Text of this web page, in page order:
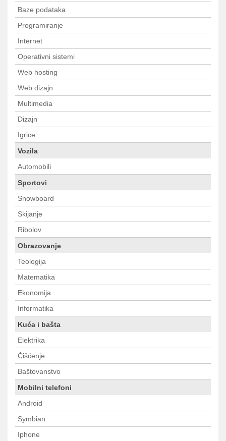
Baze podataka
Programiranje
Internet
Operativni sistemi
Web hosting
Web dizajn
Multimedia
Dizajn
Igrice
Vozila
Automobili
Sportovi
Snowboard
Skijanje
Ribolov
Obrazovanje
Teologija
Matematika
Ekonomija
Informatika
Kuća i bašta
Elektrika
Čišćenje
Baštovanstvo
Mobilni telefoni
Android
Symbian
Iphone